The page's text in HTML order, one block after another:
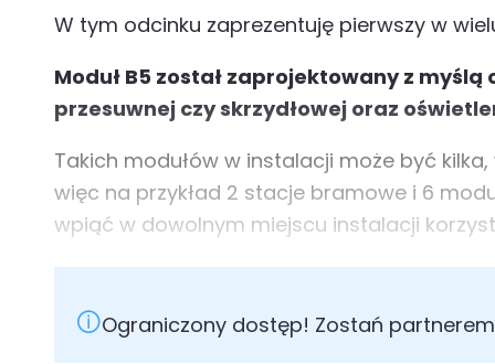
W tym odcinku zaprezentuję pierwszy w
Moduł B5 został zaprojektowany z
przesuwnej czy skrzydłowej oraz
Takich modułów w instalacji może być
więc na przykład 2 stacje bramowe i 6
wpiąć w dowolnym miejscu instalacji
Ograniczony dostęp! Zostań